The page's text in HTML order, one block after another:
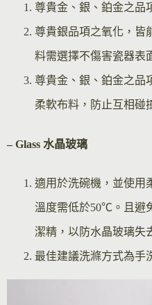
尊貴金、銀、鉑金之品
尊貴銀品項之氧化，皆
料需選擇不傷害瓷器表
尊貴金、銀、鉑金之品
柔軟布料，防止互相碰
– Glass 水晶玻璃
適用於洗碗機，並使用
溫度需低於50℃。且避
潔精，以防水晶玻璃失
最佳建議洗滌方式為手